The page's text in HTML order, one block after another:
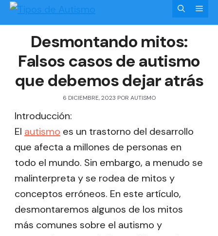
Saltar
al
contenidoDesmontando mitos:
Falsos casos de autismo
que debemos dejar atrás
6 DICIEMBRE, 2023 POR AUTISMO
Introducción:
El autismo es un trastorno del desarrollo
que afecta a millones de personas en
todo el mundo. Sin embargo, a menudo se
malinterpreta y se rodea de mitos y
conceptos erróneos. En este artículo,
desmontaremos algunos de los mitos
más comunes sobre el autismo y